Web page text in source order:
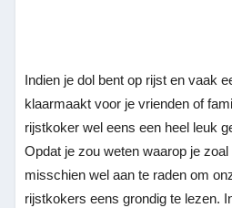
Indien je dol bent op rijst en vaak
klaarmaakt voor je vrienden of
rijstkoker wel eens een heel leuk
Opdat je zou weten waarop je
misschien wel aan te raden om
rijstkokers eens grondig te lezen.